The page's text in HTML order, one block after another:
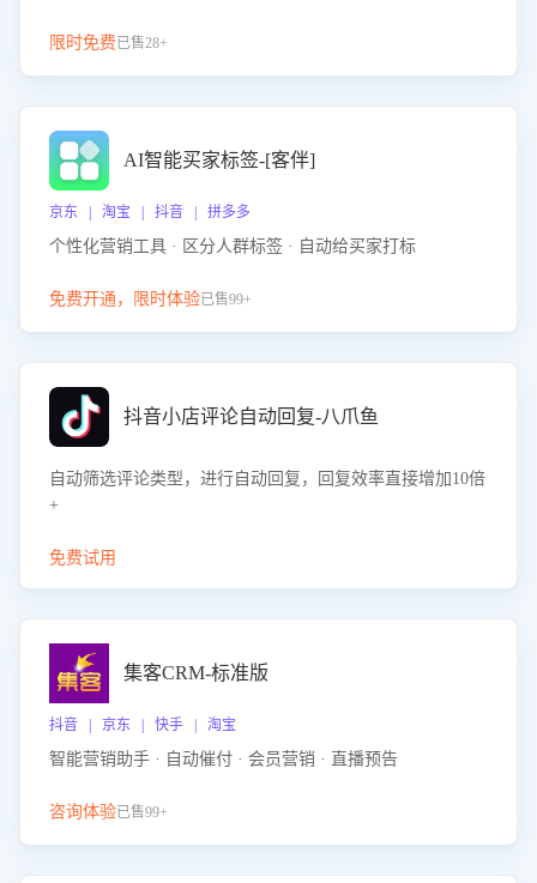
限时免费已售28+
AI智能买家标签-[客伴]
京东 | 淘宝 | 抖音 | 拼多多
个性化营销工具 · 区分人群标签 · 自动给买家打标
免费开通，限时体验已售99+
抖音小店评论自动回复-八爪鱼
自动筛选评论类型，进行自动回复，回复效率直接增加10倍
+
免费试用
集客CRM-标准版
抖音 | 京东 | 快手 | 淘宝
智能营销助手 · 自动催付 · 会员营销 · 直播预告
咨询体验已售99+